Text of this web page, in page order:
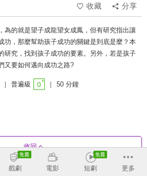
收藏
分享
為的就是望子成龍望女成鳳，但有研究指出讓
功，那麼幫助孩子成功的關鍵是到底是麼？本
研究，找到孩子成功的要素。另外，若是孩子
又要如何邁向成功之路?
普遍級 50 分鐘
收回
戲劇 電影 短劇 更多